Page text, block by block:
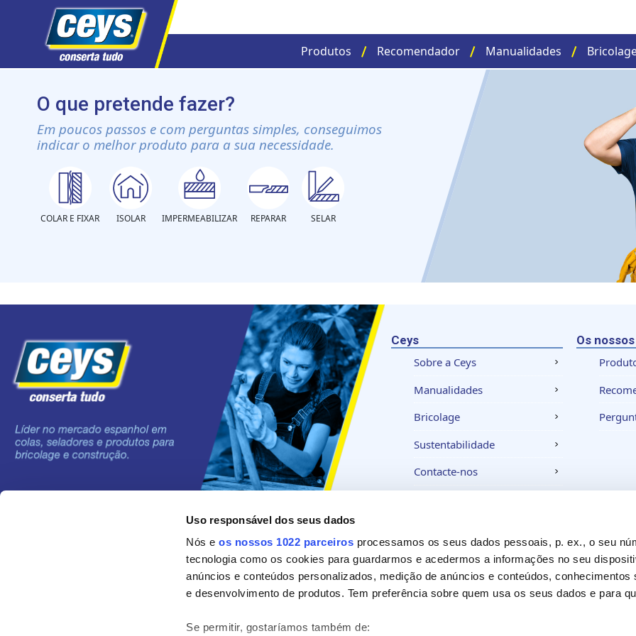
Uso responsável dos seus dados
Nós eos nossos 1022 parceiros processamos os seus dados pessoais, p. ex., o seu
tecnologia como os cookies para guardarmos e acedermos a informações no seu
anúncios e conteúdos personalizados, medição de anúncios e conteúdos, conhecimentos
e desenvolvimento de produtos. Tem preferência sobre quem usa os seus dados e para
Se permitir, gostaríamos também de:
Produtos Recomendador Manualidades
O que pretende fazer?
Em poucos passos e com perguntas simples, conseguimos
indicar o melhor produto para a sua necessidade.
COLAR E FIXAR ISOLAR IMPERMEABILIZAR REPARAR SELAR
Ceys
Sobre a Ceys
Manualidades
Bricolage
Sustentabilidade
Contacte-nos
Os